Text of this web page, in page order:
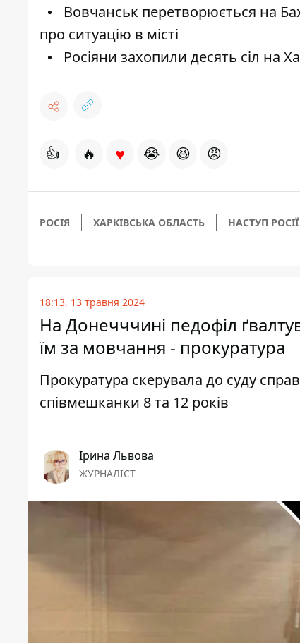
Вовчанськ перетворюється на
про ситуацію в місті
Росіяни захопили десять сіл на
👍 🔥 ♥ 😭 😆 😡
РОСІЯ ХАРКІВСЬКА ОБЛАСТЬ НАСТУП РОСІЇ
18:13, 13 травня 2024
На Донечччині педофіл
їм за мовчання - прокуратура
Прокуратура скерувала до суду
співмешканки 8 та 12 років
Ірина Львова
ЖУРНАЛІСТ